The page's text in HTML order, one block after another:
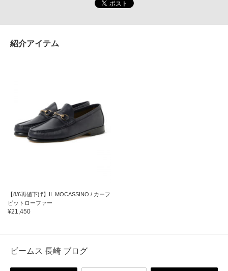
紹介アイテム
【8/6再値下げ】IL MOCASSINO / カーフ
ビットローファー
¥21,450
ビームス 長崎 ブログ